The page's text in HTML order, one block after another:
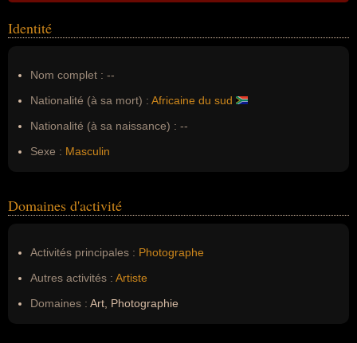
Identité
Nom complet : --
Nationalité (à sa mort) : Africaine du sud
Nationalité (à sa naissance) : --
Sexe : Masculin
Domaines d'activité
Activités principales : Photographe
Autres activités : Artiste
Domaines : Art, Photographie